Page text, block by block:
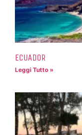
ECUADOR
Leggi Tutto »